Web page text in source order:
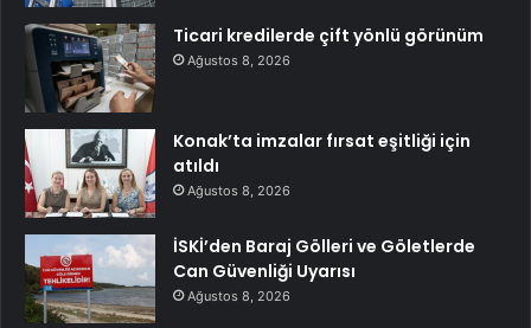
Ticari kredilerde çift yönlü görünüm
Ağustos 8, 2026
Konak’ta imzalar fırsat eşitliği için
atıldı
Ağustos 8, 2026
İSKİ’den Baraj Gölleri ve Göletlerde
Can Güvenliği Uyarısı
Ağustos 8, 2026